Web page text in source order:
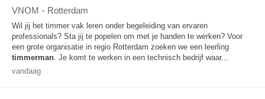
VNOM - Rotterdam
Wil jij het timmer vak leren onder begeleiding van ervaren
professionals? Sta jij te popelen om met je handen te werken? Voor
een grote organisatie in regio Rotterdam zoeken we een leerling
timmerman. Je komt te werken in een technisch bedrijf waar...
vandaag